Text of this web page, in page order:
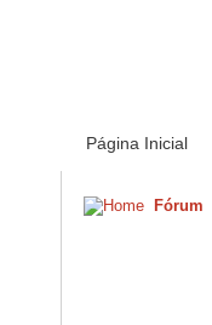
Página Inicial
Fórum